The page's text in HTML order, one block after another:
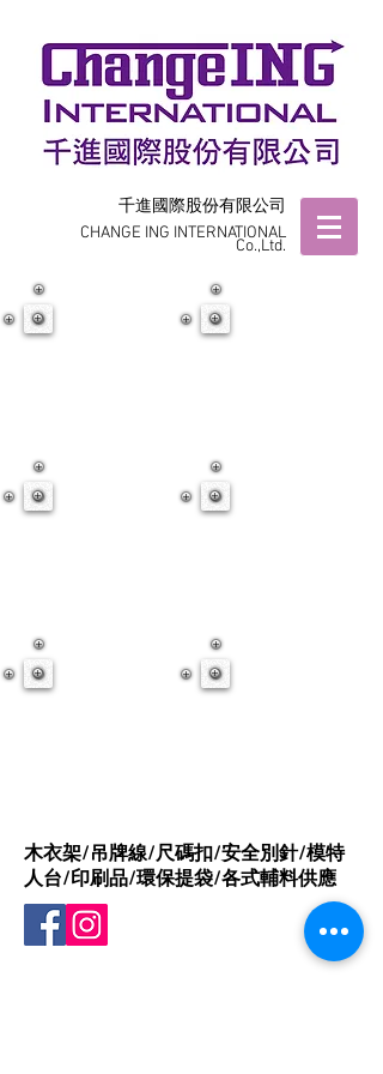
千進國際股份有限公司
CHANGE ING INTERNATIONAL
Co.,Ltd.
木衣架/吊牌線/尺碼扣/安全別針/模特
人台/印刷品/環保提袋/各式輔料供應